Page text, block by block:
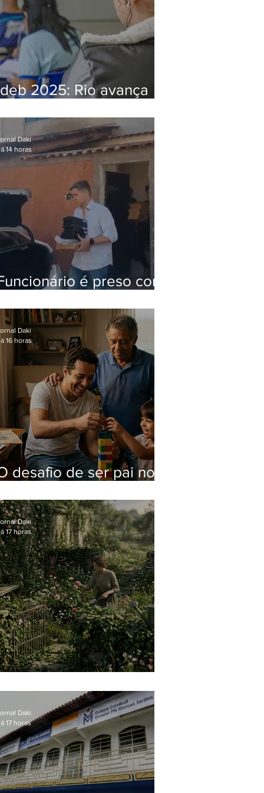
2025: Rio avança
da média nacional
é preso com
Hospital do Andaraí
Daki
14 horas
desafio de ser pai no
Daki
16 horas
Daki
17 horas
Daki
17 horas